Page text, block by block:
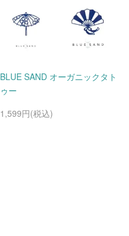
BLUE SAND オーガニックタト
ゥー
1,599円(税込)